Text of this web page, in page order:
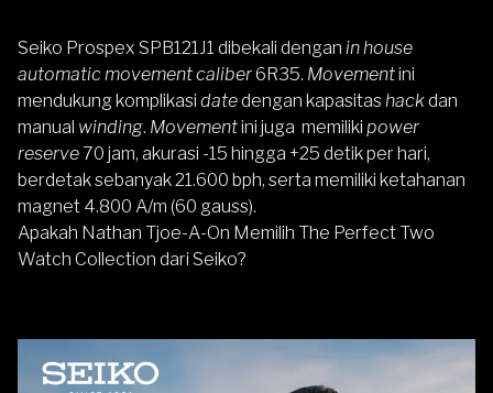
Seiko Prospex SPB121J1 dibekali dengan in house
automatic movement caliber6R35. Movementini
mendukung komplikasi datedengan kapasitas hackdan
manual winding. Movementini juga memiliki power
reserve70 jam, akurasi -15 hingga +25 detik per hari,
berdetak sebanyak 21.600 bph, serta memiliki ketahanan
magnet 4.800 A/m (60 gauss).
Apakah Nathan Tjoe-A-On Memilih The Perfect Two
Watch Collection dari Seiko?